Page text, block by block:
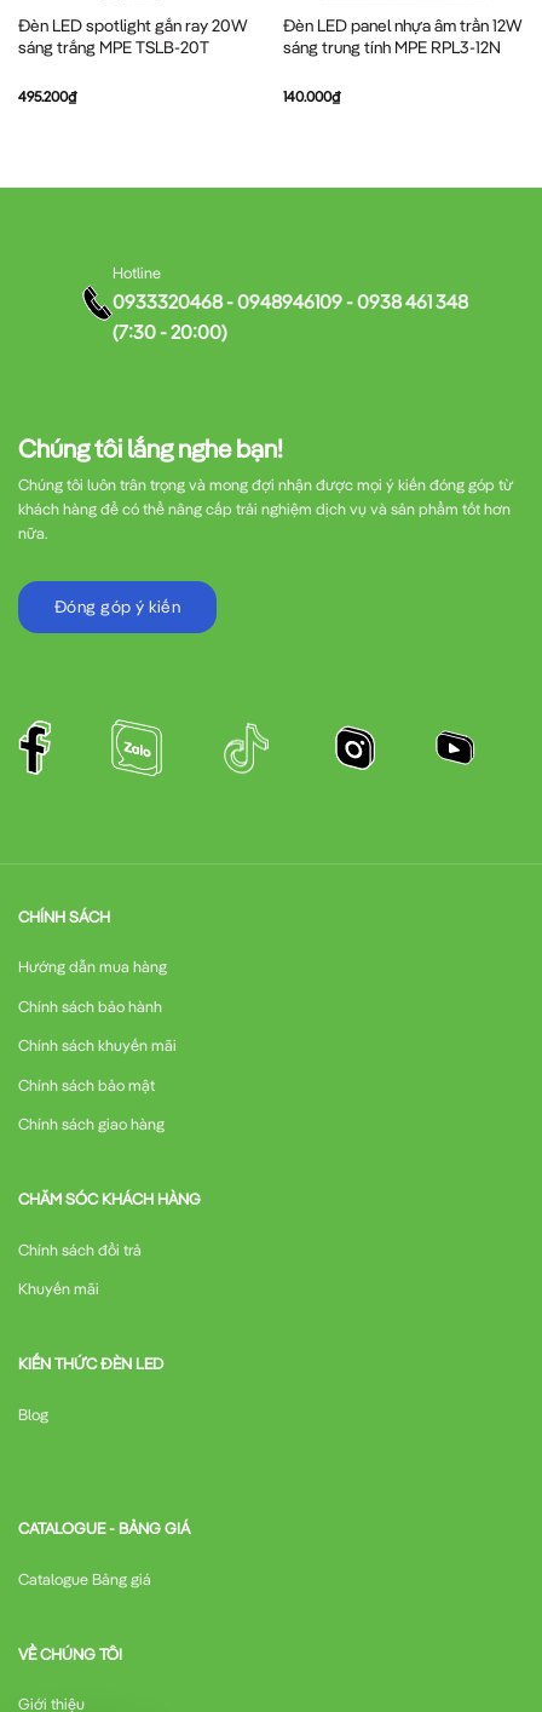
Đèn LED spotlight gắn ray 20W
sáng trắng MPE TSLB-20T
495.200₫
Đèn LED panel nhựa âm trần 12W
sáng trung tính MPE RPL3-12N
140.000₫
Chúng tôi lắng nghe bạn!
Chúng tôi luôn trân trọng và mong đợi nhận được mọi ý kiến đóng góp từ
khách hàng để có thể nâng cấp trải nghiệm dịch vụ và sản phẩm tốt hơn
nữa.
Đóng góp ý kiến
Hotline
0933320468 - 0948946109 - 0938 461 348
(7:30 - 20:00)
CHÍNH SÁCH
Hướng dẫn mua hàng
Chính sách bảo hành
Chính sách khuyến mãi
Chính sách bảo mật
Chính sách giao hàng
CHĂM SÓC KHÁCH HÀNG
Chính sách đổi trả
Khuyến mãi
KIẾN THỨC ĐÈN LED
Blog
CATALOGUE - BẢNG GIÁ
Catalogue Bảng giá
VỀ CHÚNG TÔI
Giới thiệu